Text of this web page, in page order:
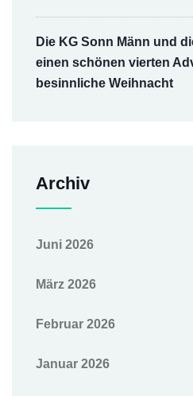
Die KG Sonn Männ und
einen schönen vierten
besinnliche Weihnacht
Archiv
Juni 2026
März 2026
Februar 2026
Januar 2026